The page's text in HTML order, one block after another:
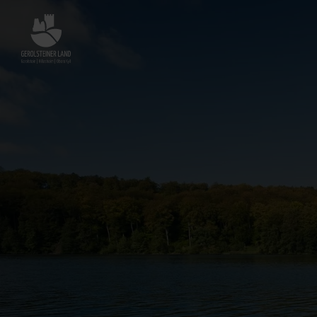
Zurück
Startseite